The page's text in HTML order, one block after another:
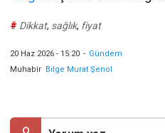
# Dikkat, sağlık, fiyat
20 Haz 2026 - 15:20 - Gündem
Muhabir
Bilge Murat Şenol